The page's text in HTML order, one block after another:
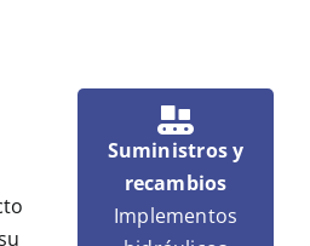
Suministros y
recambios
Implementos